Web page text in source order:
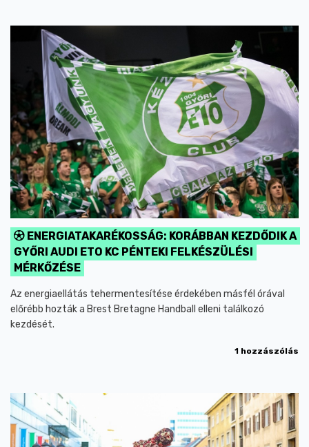
ENERGIATAKARÉKOSSÁG: KORÁBBAN KEZDŐDIK A
GYŐRI AUDI ETO KC PÉNTEKI FELKÉSZÜLÉSI
MÉRKŐZÉSE
Az energiaellátás tehermentesítése érdekében másfél órával
előrébb hozták a Brest Bretagne Handball elleni találkozó
kezdését.
1 hozzászólás